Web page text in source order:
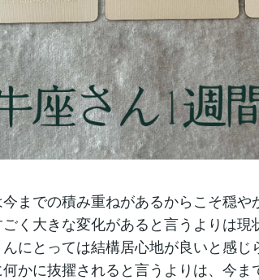
までの積み重ねがあるからこそ穏
く大きな変化があると言うよりは現
にとっては結構居心地が良いと感
かに抜擢されると言うよりは、今ま